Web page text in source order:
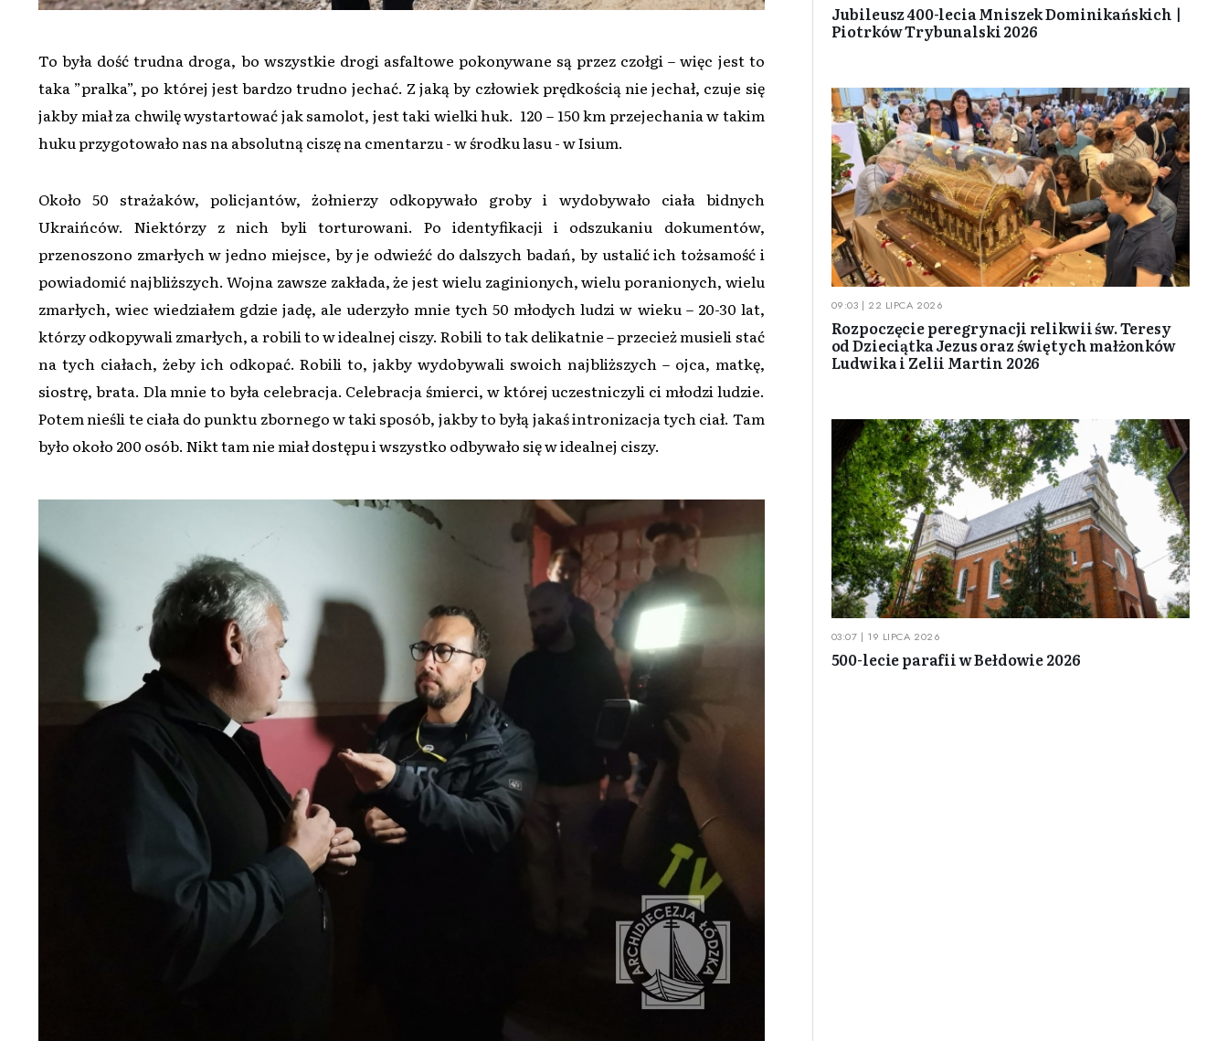
To była dość trudna droga, bo wszystkie drogi asfaltowe pokonywane są przez czołgi – więc jest to
taka ”pralka”, po której jest bardzo trudno jechać. Z jaką by człowiek prędkością nie jechał, czuje się
jakby miał za chwilę wystartować jak samolot, jest taki wielki huk. 120 – 150 km przejechania w takim
huku przygotowało nas na absolutną ciszę na cmentarzu - w środku lasu - w Isium.
Około 50 strażaków, policjantów, żołnierzy odkopywało groby i wydobywało ciała bidnych
Ukraińców. Niektórzy z nich byli torturowani. Po identyfikacji i odszukaniu dokumentów,
przenoszono zmarłych w jedno miejsce, by je odwieźć do dalszych badań, by ustalić ich tożsamość i
powiadomić najbliższych. Wojna zawsze zakłada, że jest wielu zaginionych, wielu poranionych, wielu
zmarłych, wiec wiedziałem gdzie jadę, ale uderzyło mnie tych 50 młodych ludzi w wieku – 20-30 lat,
którzy odkopywali zmarłych, a robili to w idealnej ciszy. Robili to tak delikatnie – przecież musieli stać
na tych ciałach, żeby ich odkopać. Robili to, jakby wydobywali swoich najbliższych – ojca, matkę,
siostrę, brata. Dla mnie to była celebracja. Celebracja śmierci, w której uczestniczyli ci młodzi ludzie.
Potem nieśli te ciała do punktu zbornego w taki sposób, jakby to byłą jakaś intronizacja tych ciał. Tam
było około 200 osób. Nikt tam nie miał dostępu i wszystko odbywało się w idealnej ciszy.
Jubileusz 400-lecia Mniszek Dominikańskich |
Piotrków Trybunalski 2026
09:03 | 22 LIPCA 2026
Rozpoczęcie peregrynacji relikwii św. Teresy
od Dzieciątka Jezus oraz świętych małżonków
Ludwika i Zelii Martin 2026
03:07 | 19 LIPCA 2026
500-lecie parafii w Bełdowie 2026